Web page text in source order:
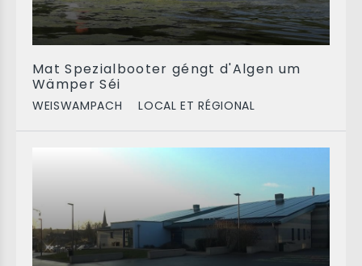
Mat Spezialbooter géngt d'Algen um
Wämper Séi
WEISWAMPACH LOCAL ET RÉGIONAL